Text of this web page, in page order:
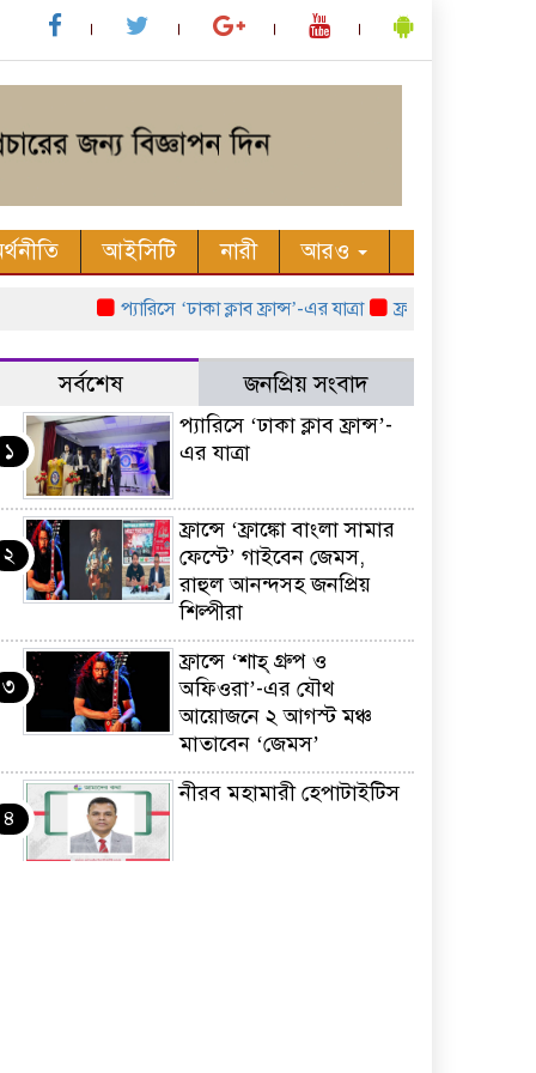
আইসিটি নারী আরও
প্যারিসে ‘ঢাকা ক্লাব ফ্রান্স’-এর যাত্রা ফ্রান্সে ‘ফ্রাঙ্কো বাংলা
সর্বশেষ জনপ্রিয় সংবাদ
১
প্যারিসে ‘ঢাকা ক্লাব ফ্রান্স’-
এর যাত্রা
২
ফ্রান্সে ‘ফ্রাঙ্কো বাংলা সামার
ফেস্টে’ গাইবেন জেমস,
রাহুল আনন্দসহ জনপ্রিয়
শিল্পীরা
৩
ফ্রান্সে ‘শাহ্ গ্রুপ ও
অফিওরা’-এর যৌথ
আয়োজনে ২ আগস্ট মঞ্চ
মাতাবেন ‘জেমস’
৪
নীরব মহামারী হেপাটাইটিস